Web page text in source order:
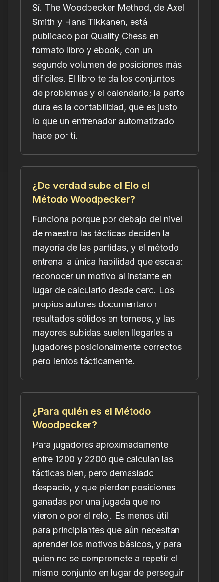
Sí. The Woodpecker Method, de Axel
Smith y Hans Tikkanen, está
publicado por Quality Chess en
formato libro y ebook, con un
segundo volumen de posiciones más
difíciles. El libro te da los conjuntos
de problemas y el calendario; la parte
dura es la contabilidad, que es justo
lo que un entrenador automatizado
hace por ti.
¿De verdad sube el Elo el
Método Woodpecker?
Funciona porque por debajo del nivel
de maestro las tácticas deciden la
mayoría de las partidas, y el método
entrena la única habilidad que escala:
reconocer un motivo al instante en
lugar de calcularlo desde cero. Los
propios autores documentaron
resultados sólidos en torneos, y las
mayores subidas suelen llegarles a
jugadores posicionalmente correctos
pero lentos tácticamente.
¿Para quién es el Método
Woodpecker?
Para jugadores aproximadamente
entre 1200 y 2200 que calculan las
tácticas bien, pero demasiado
despacio, y que pierden posiciones
ganadas por una jugada que no
vieron o por el reloj. Es menos útil
para principiantes que aún necesitan
aprender los motivos básicos, y para
quien no se compromete a repetir el
mismo conjunto en lugar de perseguir